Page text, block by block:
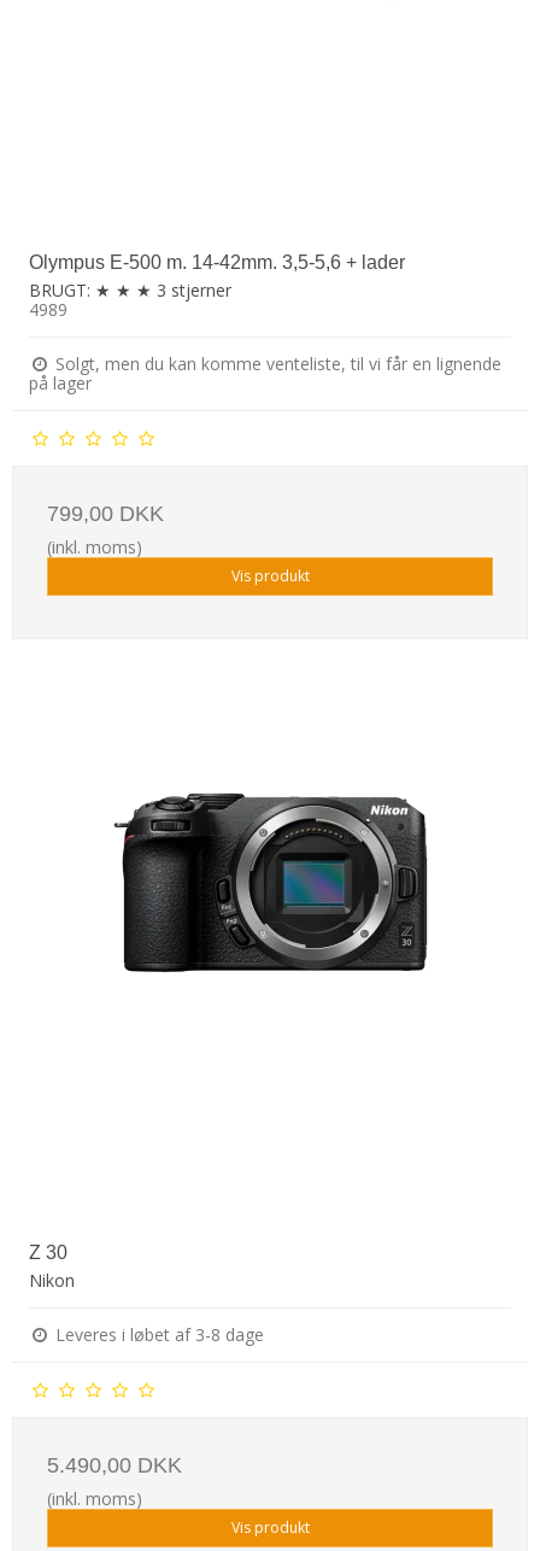
Olympus E-500 m. 14-42mm. 3,5-5,6 + lader
BRUGT: ★ ★ ★ 3 stjerner
4989
Solgt, men du kan komme venteliste, til vi får en lignende
på lager
799,00 DKK
(inkl. moms)
Vis produkt
Z 30
Nikon
Leveres i løbet af 3-8 dage
5.490,00 DKK
(inkl. moms)
Vis produkt